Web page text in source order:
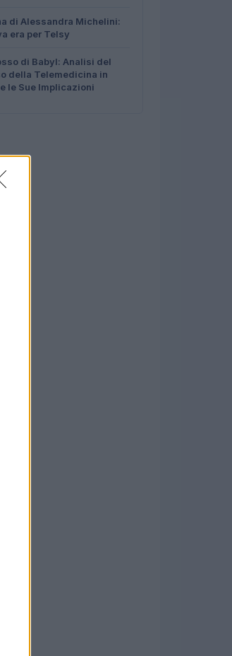
di Alessandra Michelini:
era per Telsy
di Babyl: Analisi del
della Telemedicina in
le Sue Implicazioni